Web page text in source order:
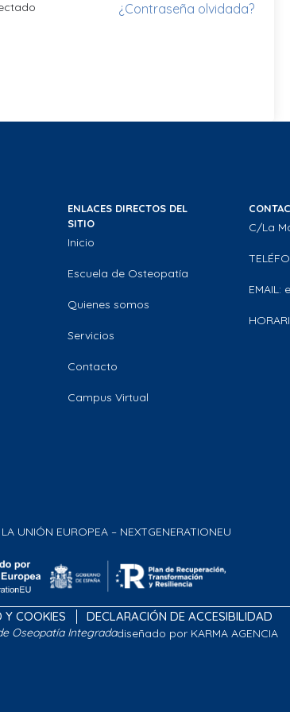
¿Contraseña olvidada?
ENLACES DIRECTOS DEL
SITIO
Inicio
Escuela de Osteopatía
Quienes somos
Servicios
Contacto
Campus Virtual
C/La
UNIÓN EUROPEA – NEXTGENERATIONEU
Y COOKIES DECLARACIÓN DE ACCESIBILIDAD
Oseopatía Integradadiseñado por KARMA AGENCIA